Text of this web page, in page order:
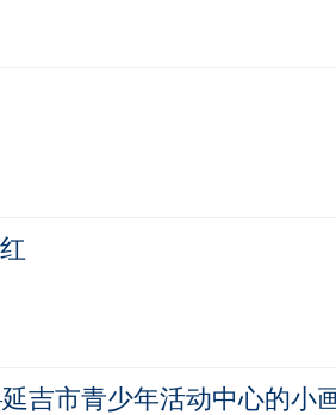
吉市青少年活动中心的小